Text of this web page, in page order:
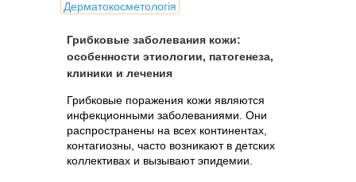
Дерматокосметологія
Грибковые заболевания кожи:
особенности этиологии, патогенеза,
клиники и лечения
Грибковые поражения кожи являются
инфекционными заболеваниями. Они
распространены на всех континентах,
контагиозны, часто возникают в детских
коллективах и вызывают эпидемии.